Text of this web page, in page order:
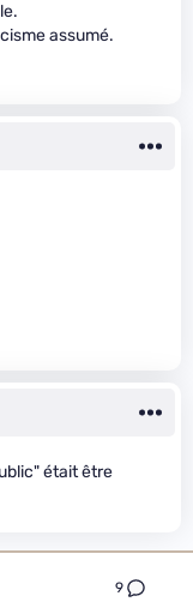
9
assumé.
était être